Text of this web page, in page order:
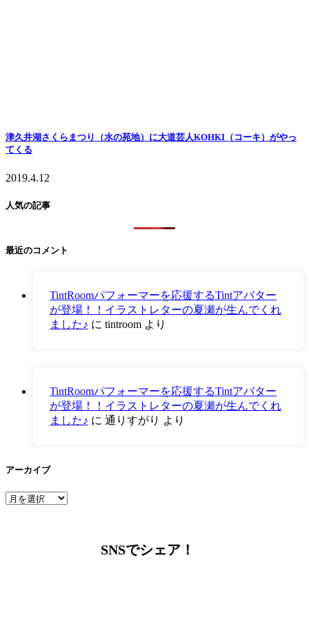
津久井湖さくらまつり（水の苑地）に大道芸人KOHKI（コーキ）がやっ
てくる
2019.4.12
人気の記事
最近のコメント
TintRoomパフォーマーを応援するTintアバター
が登場！！イラストレターの夏瀬が生んでくれ
ました♪ に tintroom より
TintRoomパフォーマーを応援するTintアバター
が登場！！イラストレターの夏瀬が生んでくれ
ました♪ に 通りすがり より
アーカイブ
ア
SNSでシェア！